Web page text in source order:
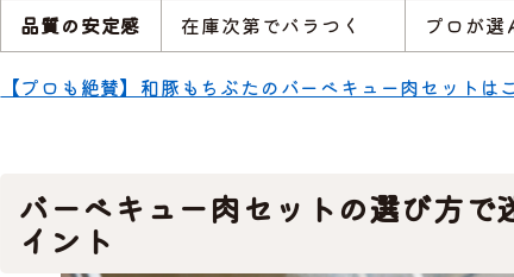
品質の安定感
在庫次第でバラつく プロが選
【プロも絶賛】和豚もちぶたのバーベキュー肉セットは
バーベキュー肉セットの選び方で
イント